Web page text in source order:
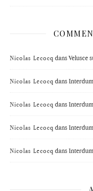
Nicolas Lecocq dansVelusce
Nicolas Lecocq dans
Nicolas Lecocq dans
Nicolas Lecocq dans
Nicolas Lecocq dans